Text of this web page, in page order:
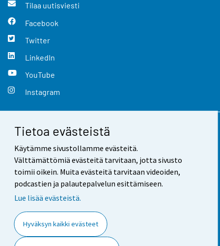
Tietoa evästeistä
Käytämme sivustollamme evästeitä.
Välttämättömiä evästeitä tarvitaan, jotta sivusto
toimii oikein. Muita evästeitä tarvitaan videoiden,
podcastien ja palautepalvelun esittämiseen.
Lue lisää evästeistä.
Hyväksyn kaikki evästeet
Tilaa uutisviesti
Facebook
Twitter
LinkedIn
YouTube
Instagram
Yhteystiedot
Palaute
Käyttöehdot
Saavutettavuus
Tietoa sivustosta